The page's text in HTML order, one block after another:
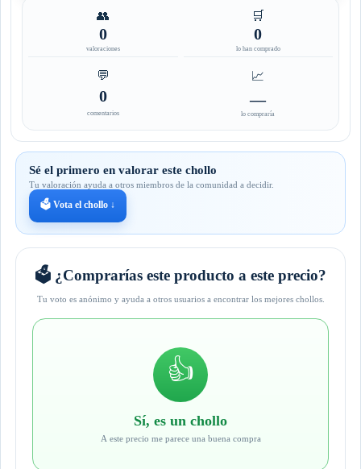
👥
0
valoraciones
🛒
0
lo han comprado
💬
0
comentarios
📈
—
lo compraría
Sé el primero en valorar este chollo
Tu valoración ayuda a otros miembros de la comunidad a decidir.
🗳️ Vota el chollo ↓
🗳️ ¿Comprarías este producto a este precio?
Tu voto es anónimo y ayuda a otros usuarios a encontrar los mejores chollos.
👍
Sí, es un chollo
A este precio me parece una buena compra